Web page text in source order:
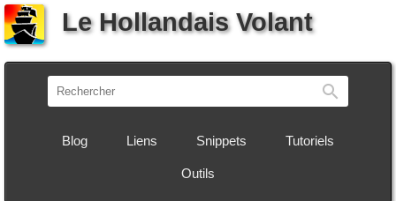
Le Hollandais Volant
Blog Liens Snippets Tutoriels
Outils